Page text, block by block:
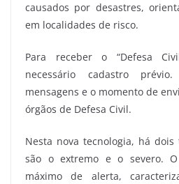
causados por desastres,
em localidades de risco.
Para receber o “Defesa
necessário cadastro
mensagens e o momento de
órgãos de Defesa Civil.
Nesta nova tecnologia, há
são o extremo e o severo.
máximo de alerta,